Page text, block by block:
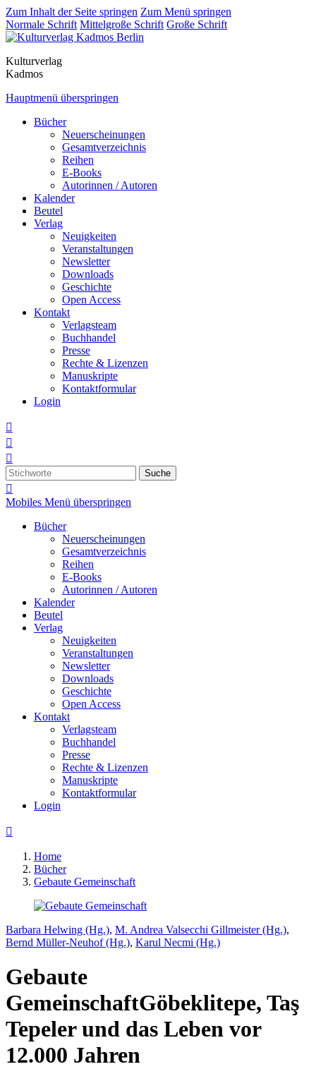
Zum Inhalt der Seite springen Zum Menü springen
Normale Schrift Mittelgroße Schrift Große Schrift
Kulturverlag
Kadmos
Hauptmenü überspringen
Bücher
Neuerscheinungen
Gesamtverzeichnis
Reihen
E-Books
Autorinnen / Autoren
Kalender
Beutel
Verlag
Neuigkeiten
Veranstaltungen
Newsletter
Downloads
Geschichte
Open Access
Kontakt
Verlagsteam
Buchhandel
Presse
Rechte & Lizenzen
Manuskripte
Kontaktformular
Login



Suche

Mobiles Menü überspringen
Bücher
Neuerscheinungen
Gesamtverzeichnis
Reihen
E-Books
Autorinnen / Autoren
Kalender
Beutel
Verlag
Neuigkeiten
Veranstaltungen
Newsletter
Downloads
Geschichte
Open Access
Kontakt
Verlagsteam
Buchhandel
Presse
Rechte & Lizenzen
Manuskripte
Kontaktformular
Login

Home
Bücher
Gebaute Gemeinschaft
Barbara Helwing (Hg.), M. Andrea Valsecchi Gillmeister (Hg.),
Bernd Müller-Neuhof (Hg.), Karul Necmi (Hg.)
Gebaute
GemeinschaftGöbeklitepe, Taş
Tepeler und das Leben vor
12.000 Jahren